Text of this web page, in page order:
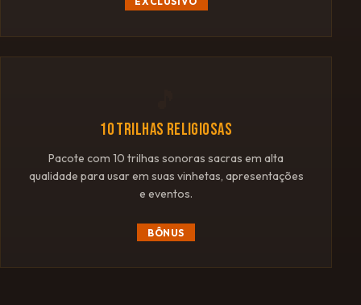
10 TRILHAS RELIGIOSAS
Pacote com 10 trilhas sonoras sacras em alta
qualidade para usar em suas vinhetas, apresentações
e eventos.
BÔNUS